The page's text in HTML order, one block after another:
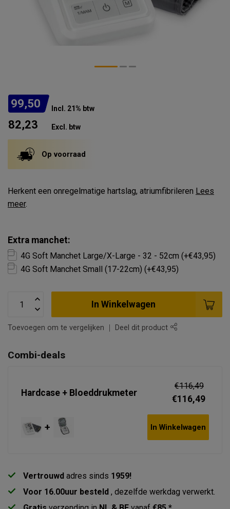
99,50 Incl. 21% btw
82,23 Excl. btw
Op voorraad
Herkent een onregelmatige hartslag, atriumfibrileren Lees
meer.
Extra manchet:
4G Soft Manchet Large/X-Large - 32 - 52cm (+€43,95)
4G Soft Manchet Small (17-22cm) (+€43,95)
In Winkelwagen
Toevoegen om te vergelijken Deel dit product
Combi-deals
Hardcase + Bloeddrukmeter
€116,49
€116,49
+ In Winkelwagen
Vertrouwd adres sinds 1959!
Voor 16.00uur besteld , dezelfde werkdag verwerkt.